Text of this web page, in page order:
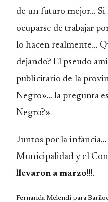
de un futuro mejor… Si
ocuparse de trabajar
lo hacen realmente…
dejando? El pseudo
publicitario de la
Negro»… la pregunta
Negro?»
Juntos por la
Municipalidad y el
llevaron a marzo!!!.
Fernanda Melendi para